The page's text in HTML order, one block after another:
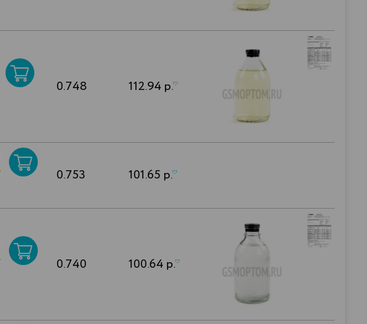
0.748 112.94 р.*
0.753 101.65 р.*
0.740 100.64 р.*